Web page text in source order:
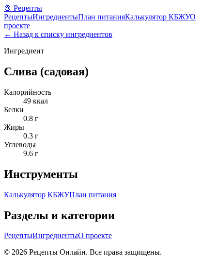
🍲 Рецепты
РецептыИнгредиентыПлан питанияКалькулятор КБЖУО
проекте
← Назад к списку ингредиентов
Ингредиент
Слива (садовая)
Калорийность
49 ккал
Белки
0.8 г
Жиры
0.3 г
Углеводы
9.6 г
Инструменты
Калькулятор КБЖУПлан питания
Разделы и категории
РецептыИнгредиентыО проекте
© 2026 Рецепты Онлайн. Все права защищены.